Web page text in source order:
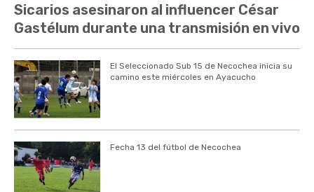
Sicarios asesinaron al influencer César
Gastélum durante una transmisión en vivo
El Seleccionado Sub 15 de Necochea inicia su
camino este miércoles en Ayacucho
Fecha 13 del fútbol de Necochea